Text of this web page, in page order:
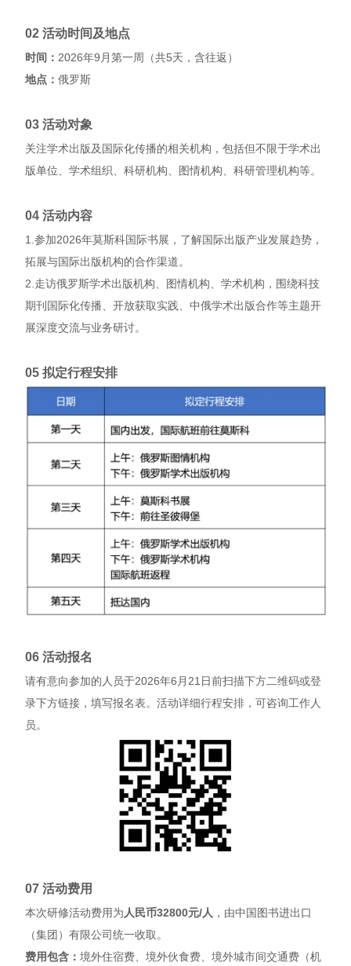
02 活动时间及地点
时间： 2026年9月第一周（共5天，含往返）
地点： 俄罗斯
03 活动对象
关注学术出版及国际化传播的相关机构，包括但不限于学术出
版单位、学术组织、科研机构、图情机构、科研管理机构等。
04 活动内容
1.参加2026年莫斯科国际书展，了解国际出版产业发展趋势，
拓展与国际出版机构的合作渠道。
2.走访俄罗斯学术出版机构、图情机构、学术机构，围绕科技
期刊国际化传播、开放获取实践、中俄学术出版合作等主题开
展深度交流与业务研讨。
05 拟定行程安排
06 活动报名
请有意向参加的人员于2026年6月21日前扫描下方二维码或登
录下方链接，填写报名表。活动详细行程安排，可咨询工作人
员。
07 活动费用
本次研修活动费用为 人民币32800元/人 ，由中国图书进出口
（集团）有限公司统一收取。
费用包含： 境外住宿费、境外伙食费、境外城市间交通费（机